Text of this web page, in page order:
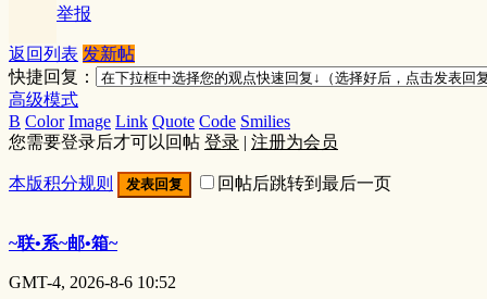
举报
返回列表 发新帖
快捷回复：
高级模式
B Color Image Link Quote Code Smilies
您需要登录后才可以回帖 登录 | 注册为会员
本版积分规则 发表回复 回帖后跳转到最后一页
~联•系~邮•箱~
GMT-4, 2026-8-6 10:52